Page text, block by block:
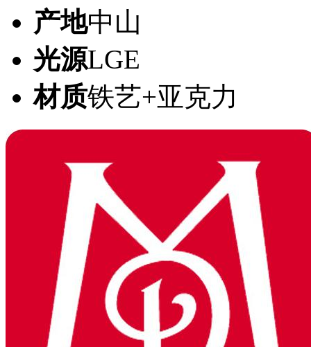
产地中山
光源LGE
材质铁艺+亚克力